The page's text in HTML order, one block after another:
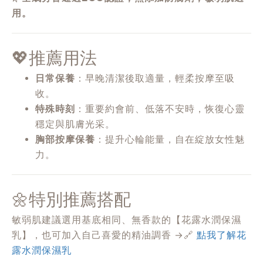
用。
💖推薦用法
日常保養 ：早晚清潔後取適量，輕柔按摩至吸
收。
特殊時刻 ：重要約會前、低落不安時，恢復心靈
穩定與肌膚光采。
胸部按摩保養 ：提升心輪能量，自在綻放女性魅
力。
🌼特別推薦搭配
敏弱肌建議選用基底相同、無香款的【花露水潤保濕
乳】，也可加入自己喜愛的精油調香 → 🔗 點我了解花
露水潤保濕乳